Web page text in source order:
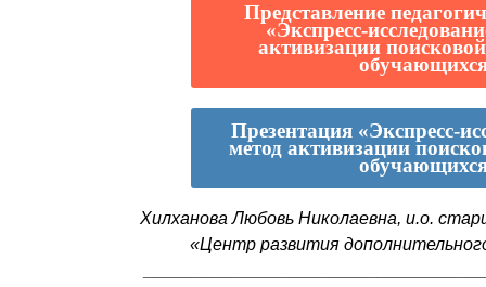
Представление
«Экспресс-
активизации
Презентация «Экспресс-
метод активизации
Хилханова Любовь Николаевна, и.о.
«Центр развития